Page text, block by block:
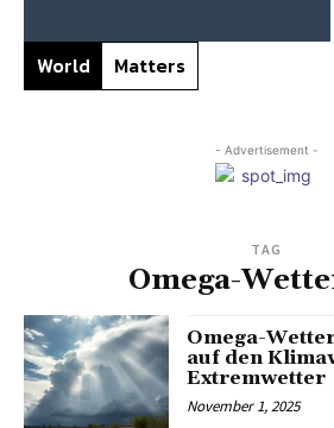
World Matters
- Advertisement -
TAG
Omega-
Omega-
auf den
Extremwetter
November 1, 2025